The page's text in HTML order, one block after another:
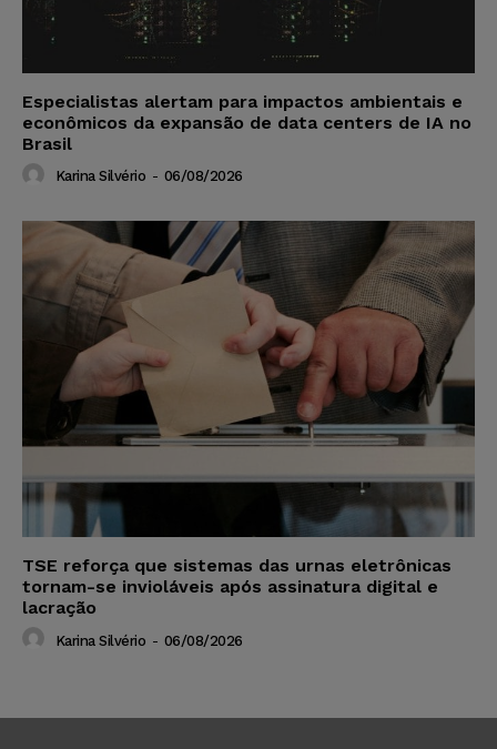
Especialistas alertam para impactos ambientais e
econômicos da expansão de data centers de IA no
Brasil
Karina Silvério - 06/08/2026
TSE reforça que sistemas das urnas eletrônicas
tornam-se invioláveis após assinatura digital e
lacração
Karina Silvério - 06/08/2026